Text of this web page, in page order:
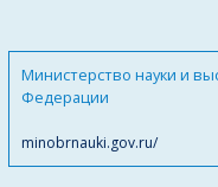
Министерство науки и
Федерации
minobrnauki.gov.ru/